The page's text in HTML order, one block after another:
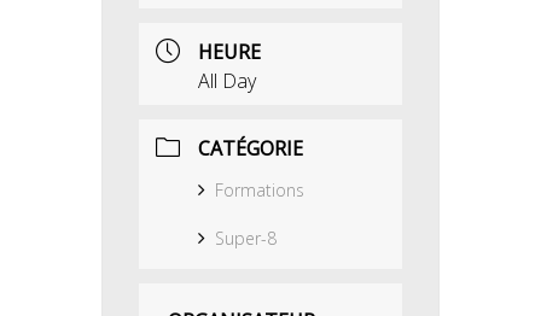
HEURE
All Day
CATÉGORIE
Formations
Super-8